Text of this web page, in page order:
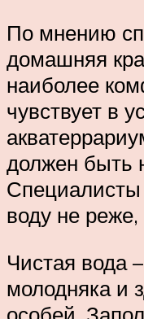
По мнению
домашняя
наиболее
чувствует в
должен быть
воду не
Чистая вода
молодняка и